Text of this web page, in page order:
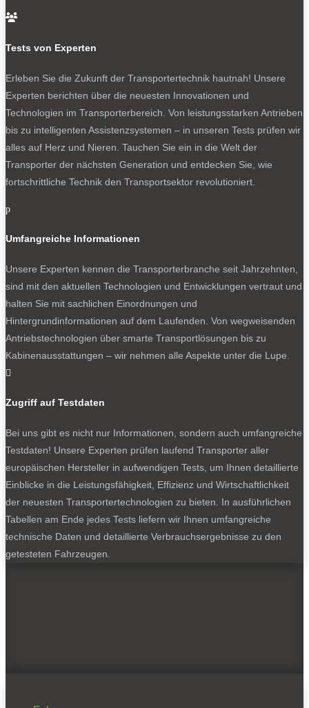
aktuelle Tests direkt in Ihren Posteingang
Ich habe dieDatenschutzerklärunggelesen
und akzeptiert.
SOCIALS
Folgen
Folgen
Folgen
BELIEBTE TESTS

Tests von Experten
Erleben Sie die Zukunft der Transportertechnik hautnah! Unsere
Experten berichten über die neuesten Innovationen und
Technologien im Transporterbereich. Von leistungsstarken Antrieben
bis zu intelligenten Assistenzsystemen – in unseren Tests prüfen wir
alles auf Herz und Nieren. Tauchen Sie ein in die Welt der
Transporter der nächsten Generation und entdecken Sie, wie
fortschrittliche Technik den Transportsektor revolutioniert.
p
Umfangreiche Informationen
Unsere Experten kennen die Transporterbranche seit Jahrzehnten,
sind mit den aktuellen Technologien und Entwicklungen vertraut und
halten Sie mit sachlichen Einordnungen und
Hintergrundinformationen auf dem Laufenden. Von wegweisenden
Antriebstechnologien über smarte Transportlösungen bis zu
Kabinenausstattungen – wir nehmen alle Aspekte unter die Lupe.

Zugriff auf Testdaten
Bei uns gibt es nicht nur Informationen, sondern auch umfangreiche
Testdaten! Unsere Experten prüfen laufend Transporter aller
europäischen Hersteller in aufwendigen Tests, um Ihnen detaillierte
Einblicke in die Leistungsfähigkeit, Effizienz und Wirtschaftlichkeit
der neuesten Transportertechnologien zu bieten. In ausführlichen
Tabellen am Ende jedes Tests liefern wir Ihnen umfangreiche
technische Daten und detaillierte Verbrauchsergebnisse zu den
getesteten Fahrzeugen.